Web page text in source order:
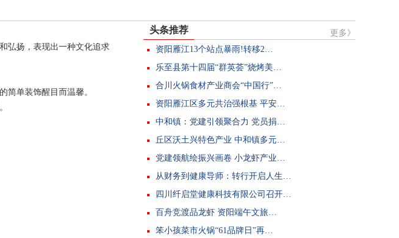
弘扬，表现出一种文化追求
简单装饰醒目而温馨。
头条推荐
更多》
资阳雁江13个站点暴雨!转移2…
乐至县第十四届“群英荟”烧烤美…
合川火锅食材产业商会“中国行”…
资阳雁江区多元共治强根基 平安…
中和镇：党建引领聚合力 党员捐…
丘区沃土兴特色产业 中和镇多元…
党建领航绘振兴画卷 小龙虾产业…
从财务到健康导师：转行开启人生…
四川纤启堂健康科技有限公司召开…
百舟竞渡品龙虾 资阳端午文旅…
笨小孩菜市火锅“61品牌日”再…